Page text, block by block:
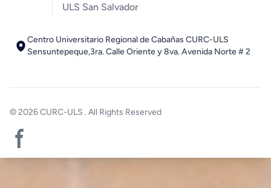
ULS San Salvador
Centro Universitario Regional de Cabañas CURC-ULS
Sensuntepeque,3ra. Calle Oriente y 8va. Avenida Norte # 2
© 2026CURC-ULS . All Rights Reserved